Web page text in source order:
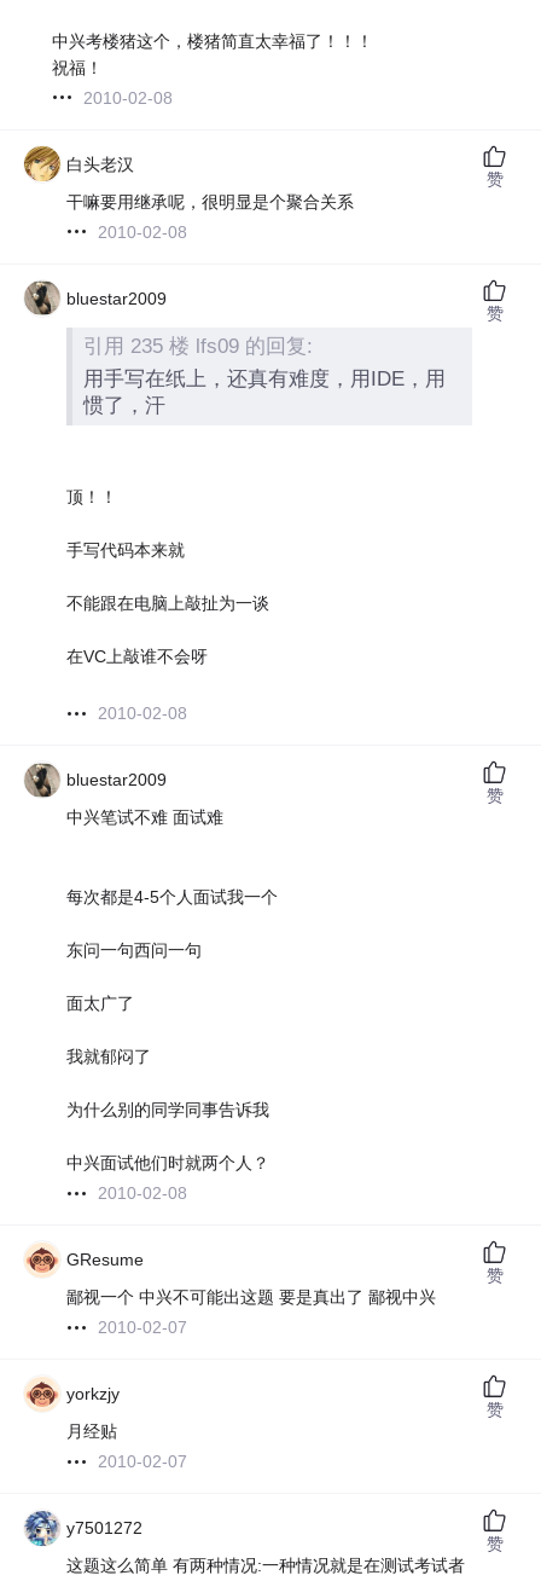
中兴考楼猪这个，楼猪简直太幸福了！！！
祝福！
2010-02-08
白头老汉
干嘛要用继承呢，很明显是个聚合关系
2010-02-08
赞
bluestar2009
引用 235 楼 lfs09 的回复:
用手写在纸上，还真有难度，用IDE，用
惯了，汗
顶！！
手写代码本来就
不能跟在电脑上敲扯为一谈
在VC上敲谁不会呀
2010-02-08
赞
bluestar2009
中兴笔试不难 面试难
每次都是4-5个人面试我一个
东问一句西问一句
面太广了
我就郁闷了
为什么别的同学同事告诉我
中兴面试他们时就两个人？
2010-02-08
赞
GResume
鄙视一个 中兴不可能出这题 要是真出了 鄙视中兴
2010-02-07
赞
yorkzjy
月经贴
2010-02-07
赞
y7501272
这题这么简单 有两种情况:一种情况就是在测试考试者
赞